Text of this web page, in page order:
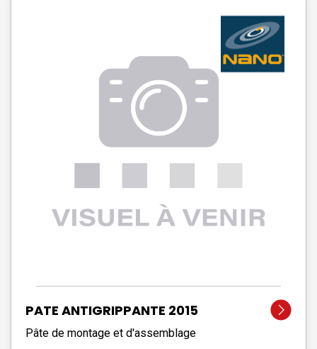
PATE ANTIGRIPPANTE 2015
Pâte de montage et d'assemblage